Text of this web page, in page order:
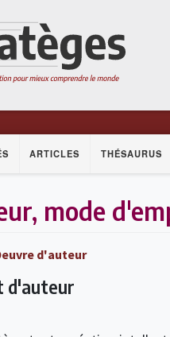
ARTICLES THÉSAURUS
mode
d'auteur
d'auteur